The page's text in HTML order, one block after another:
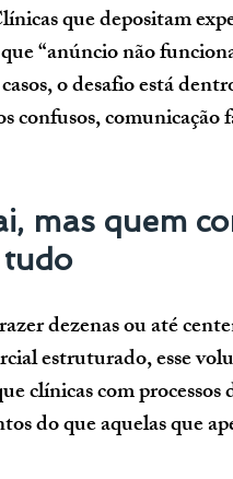
que depositam
“anúncio não
o desafio está
comunicação
mas quem
dezenas ou até
estruturado, esse
clínicas com
do que aquelas que